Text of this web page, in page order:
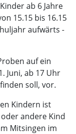
ab 6 Jahre
15.15 bis 16.15
aufwärts -
auf ein
Juni, ab 17 Uhr
soll, vor.
Kindern ist
andere Kind
Mitsingen im